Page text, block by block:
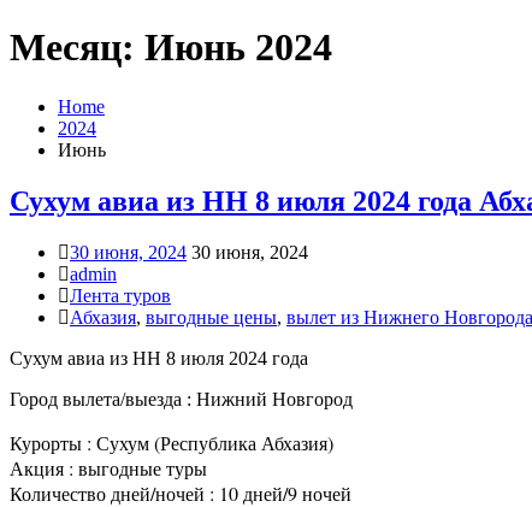
Месяц: Июнь 2024
Home
2024
Июнь
Сухум авиа из НН 8 июля 2024 года
30 июня, 2024 30 июня, 2024
admin
Лента туров
Абхазия, выгодные цены, вылет из Нижнего Новгорода
Сухум авиа из НН 8 июля 2024 года
Город вылета/выезда : Нижний Новгород
Курорты : Сухум (Республика Абхазия)
Акция : выгодные туры
Количество дней/ночей : 10 дней/9 ночей